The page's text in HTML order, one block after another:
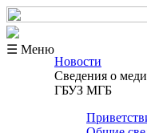
☰ Меню
Новости
Сведения о
ГБУЗ МГБ